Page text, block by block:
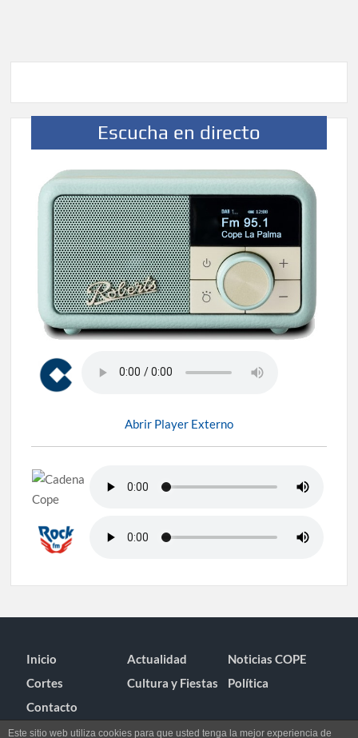
Escucha en directo
Abrir Player Externo
Inicio Actualidad
Noticias COPE
Cortes
Cultura y Fiestas
Política
Contacto
Este sitio web utiliza cookies para que usted tenga la mejor experiencia de